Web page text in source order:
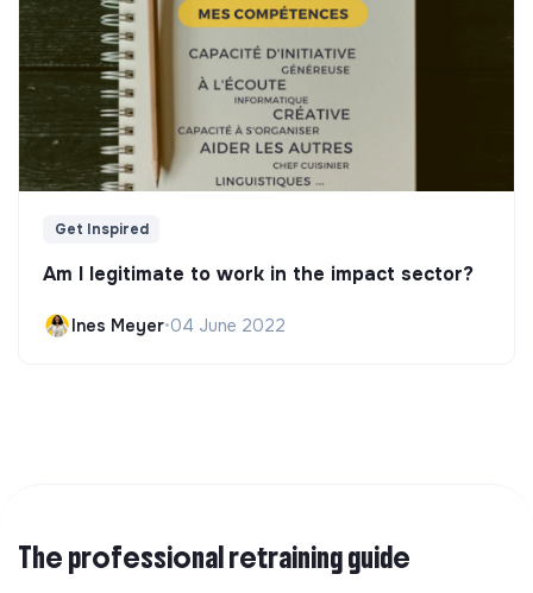
Get Inspired
Am I legitimate to work in the impact sector?
Ines Meyer•04 June 2022
The professional retraining guide